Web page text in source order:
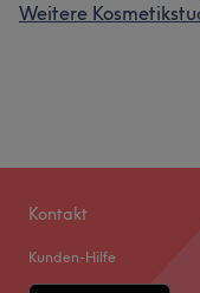
Weitere
Kontakt
Kunden-Hilfe